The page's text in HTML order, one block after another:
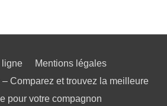
ligne
Mentions légales
Comparez et trouvez la meilleure
pour votre compagnon